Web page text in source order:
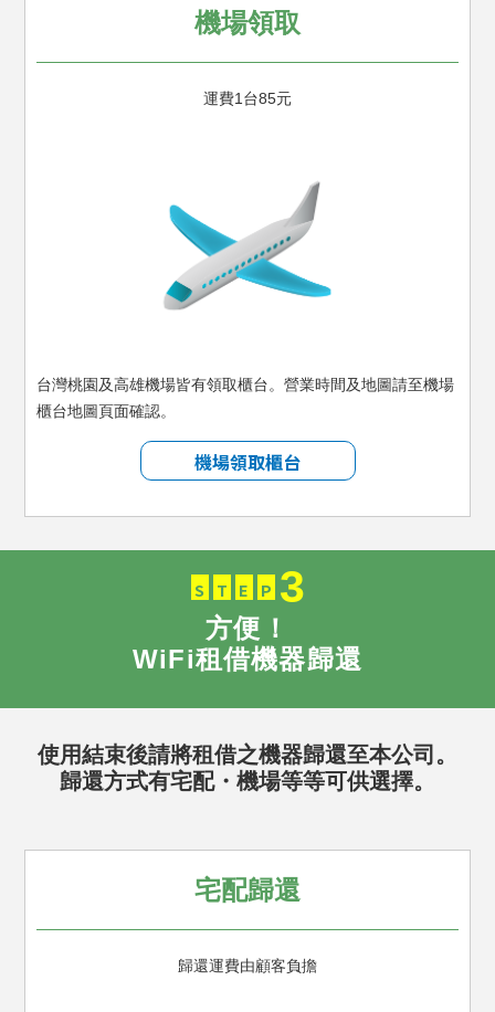
機場領取
運費1台85元
台灣桃園及高雄機場皆有領取櫃台。營業時間及地圖請至機場
櫃台地圖頁面確認。
機場領取櫃台
S T E P 3
方便！
WiFi租借機器歸還
使用結束後請將租借之機器歸還至本公司。
歸還方式有宅配・機場等等可供選擇。
宅配歸還
歸還運費由顧客負擔